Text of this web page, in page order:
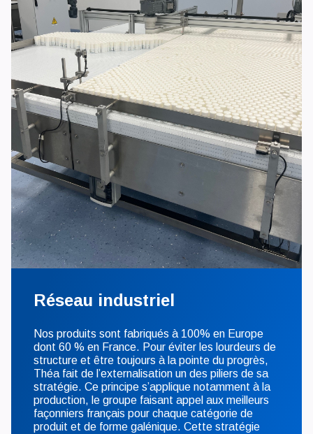
Réseau industriel
Nos produits sont fabriqués à 100% en Europe
dont 60 % en France. Pour éviter les lourdeurs de
structure et être toujours à la pointe du progrès,
Théa fait de l’externalisation un des piliers de sa
stratégie. Ce principe s’applique notamment à la
production, le groupe faisant appel aux meilleurs
façonniers français pour chaque catégorie de
produit et de forme galénique. Cette stratégie